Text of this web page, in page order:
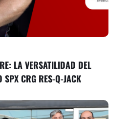
LA VERSATILIDAD DEL
SPX CRG RES-Q-JACK